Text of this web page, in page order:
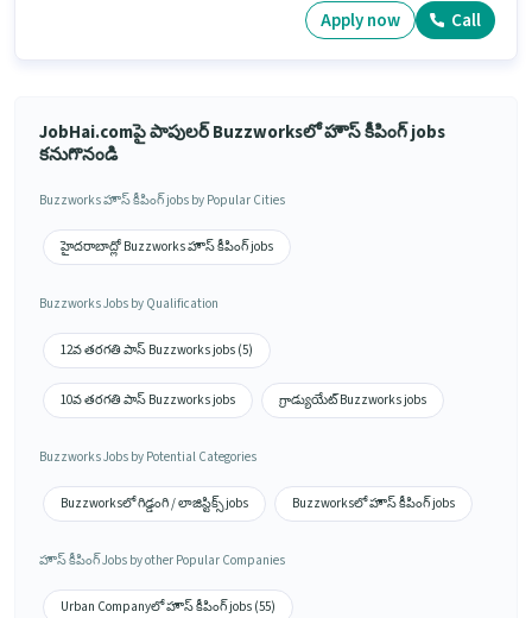
Apply now Call
JobHai.comపై పాపులర్ Buzzworksలో హౌస్ కీపింగ్ jobs
కనుగొనండి
Buzzworks హౌస్ కీపింగ్ jobs by Popular Cities
హైదరాబాద్లో Buzzworks హౌస్ కీపింగ్ jobs
Buzzworks Jobs by Qualification
12వ తరగతి పాస్ Buzzworks jobs (5)
10వ తరగతి పాస్ Buzzworks jobs గ్రాడ్యుయేట్ Buzzworks jobs
Buzzworks Jobs by Potential Categories
Buzzworksలో గిడ్డంగి / లాజిస్టిక్స్ jobs Buzzworksలో హౌస్ కీపింగ్ jobs
హౌస్ కీపింగ్ Jobs by other Popular Companies
Urban Companyలో హౌస్ కీపింగ్ jobs (55)